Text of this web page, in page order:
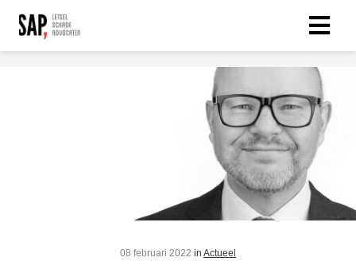
08 februari 2022 in Actueel